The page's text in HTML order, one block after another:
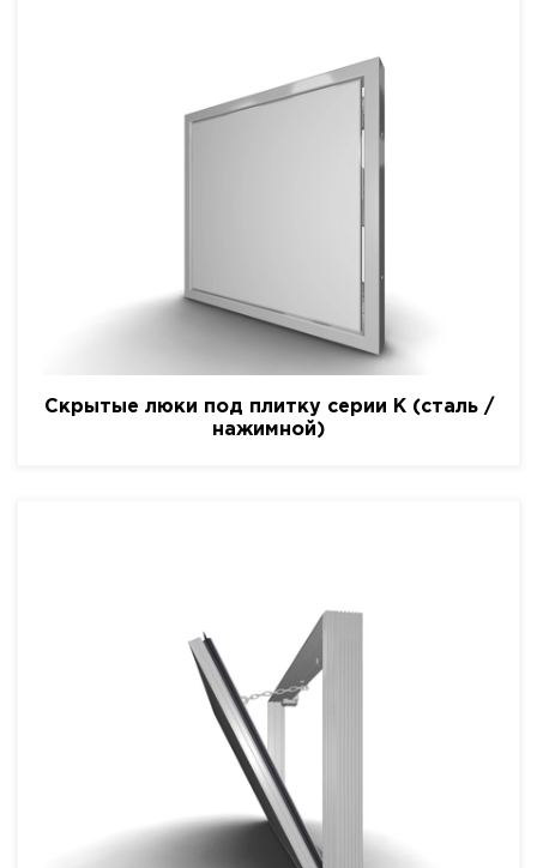
Скрытые люки под плитку серии K (сталь /
нажимной)